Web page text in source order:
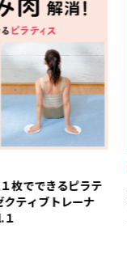
ピラテ
ーナ
スーパーの
教える“お